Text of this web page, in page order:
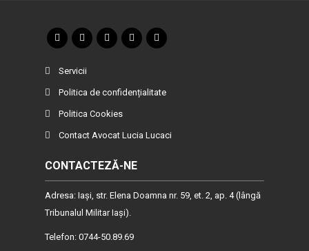
Servicii
Politica de confidențialitate
Politica Cookies
Contact Avocat Lucia Lucaci
CONTACTEZĂ-NE
Adresa: Iaşi, str. Elena Doamna nr. 59, et. 2, ap. 4 (lângă
Tribunalul Militar Iaşi).
Telefon: 0744-50.89.69